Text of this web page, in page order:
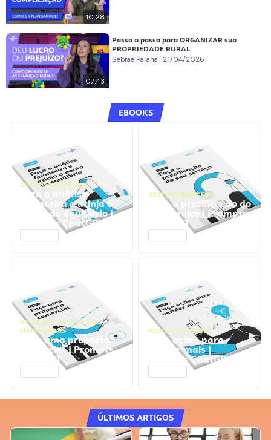
10:28
07:43
Passo a passo para ORGANIZAR sua
PROPRIEDADE RURAL
Sebrae Paraná 21/04/2026
EBOOKS
GESTÃO FINANCEIRA
Faça a análise
financeira e atinja o
ponto de equilíbrio |
Prompts ChatGPT
GESTÃO FINANCEIRA
Faça a precificação do
seu serviço | Prompts
ChatGPT
NEGÓCIOS, PROCESSOS
EMPRESARIAIS
Faça uma proposta
comercial | Prompts
ChatGPT
NEGÓCIOS, VENDAS
Faça ações para
vender mais |
Prompts ChatGPT
ÚLTIMOS ARTIGOS